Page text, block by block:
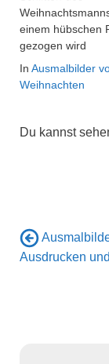
einem hübschen
gezogen wird
In Ausmalbilder
Weihnachten
Du kannst
Ausdrucken